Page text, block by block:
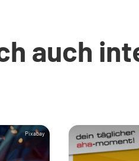
auch
Pixabay